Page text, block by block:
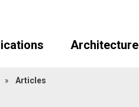
Architecture
» Articles